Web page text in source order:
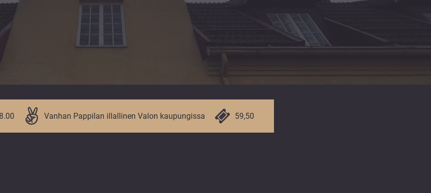
Vanhan Pappilan illallinen Valon kaupungissa 59,50